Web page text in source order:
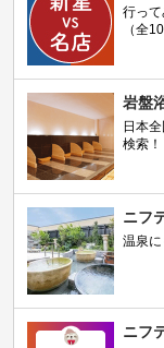
行っ
（全
岩盤
日本
検索！
ニフ
温泉
ニフ